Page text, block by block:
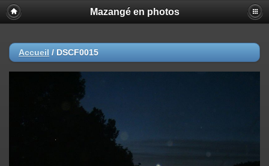
Mazangé en photos
Accueil / DSCF0015